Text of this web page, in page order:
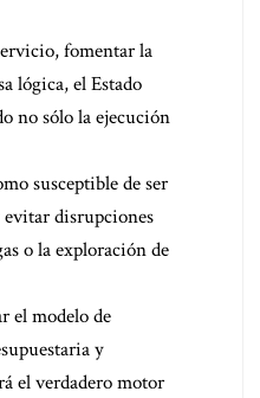
fomentar la
lógica, el Estado
no sólo la ejecución
susceptible de ser
evitar disrupciones
o la exploración de
el modelo de
y
el verdadero motor